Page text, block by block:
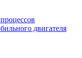
двигателя